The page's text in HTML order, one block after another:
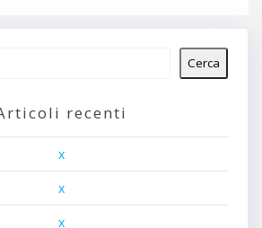
Cerca
recenti
x
x
x